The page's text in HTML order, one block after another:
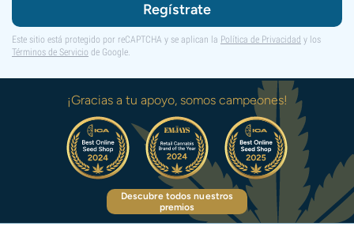
Regístrate
Este sitio está protegido por reCAPTCHA y se aplican la Política de Privacidad y los
Términos de Servicio de Google.
¡Gracias a tu apoyo, somos campeones!
Descubre todos nuestros
premios